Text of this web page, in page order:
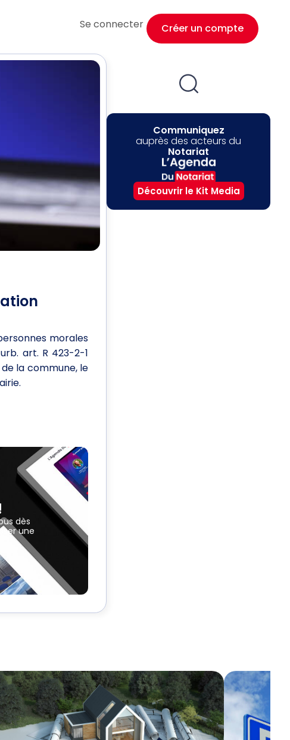
Se connecter Créer un compte
morales
art. R 423-2-1
la commune, le
dès
une
Communiquez
auprès des acteurs du
Notariat
Découvrir le Kit Media